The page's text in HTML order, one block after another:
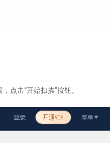
点击“开始扫描”按钮。